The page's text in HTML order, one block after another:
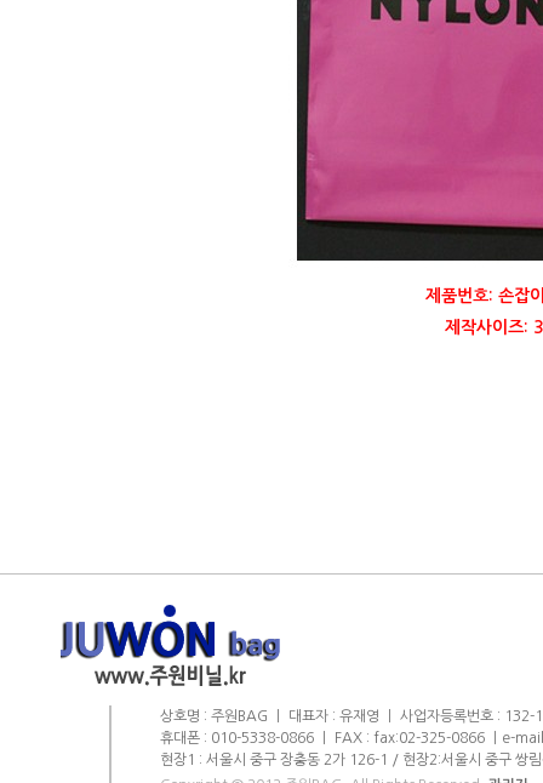
제품번호: 손잡
제작사이즈:
상호명 : 주원BAG ㅣ 대표자 : 유재영 ㅣ 사업자등록번호 :
휴대폰 : 010-5338-0866 ㅣ FAX : fax:02-325-0866 ㅣe-
현장1 : 서울시 중구 장충동 2가 126-1 / 현장2:서울시 중구 쌍